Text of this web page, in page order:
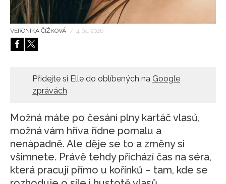
VERONIKA ČÍŽKOVÁ / 4. 04. 2026
Přidejte si Elle do oblíbených na Google
zprávách
Možná máte po česání plny kartáč vlasů,
možná vám hříva řídne pomalu a
nenápadně. Ale děje se to a změny si
všimnete. Právě tehdy přichází čas na séra,
která pracují přímo u kořínků – tam, kde se